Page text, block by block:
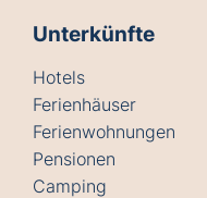
Unterkünfte
Hotels
Ferienhäuser
Ferienwohnungen
Pensionen
Camping